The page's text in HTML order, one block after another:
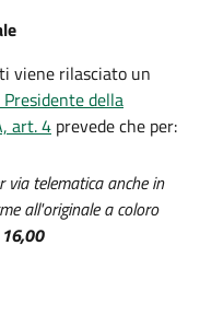
viene rilasciato un
della
art. 4 prevede che per:
telematica anche in
all'originale a coloro